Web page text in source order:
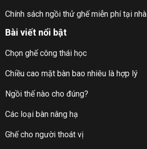
Chính sách ngồi thử ghế miễn phí tại nhà
Bài viết nổi bật
Chọn ghế công thái học
Chiều cao mặt bàn bao nhiêu là hợp lý
Ngồi thế nào cho đúng?
Các loại bàn nâng hạ
Ghế cho người thoát vị